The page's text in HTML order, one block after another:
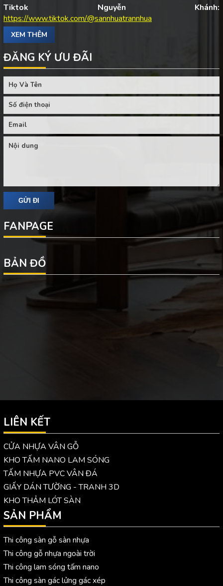
Tiktok Nguyễn Khánh:
https://www.tiktok.com/@sannhuatrannhua
XEM THÊM
ĐĂNG KÝ ƯU ĐÃI
FANPAGE
BẢN ĐỒ
LIÊN KẾT
CỬA NHỰA VÂN GỖ
KHO TẤM NANO LAM SÓNG
TẤM NHỰA PVC VÂN ĐÁ
GIẤY DÁN TƯỜNG - TRANH 3D
KHO THẢM LÓT SÀN
SẢN PHẨM
Thi công sàn gỗ sàn nhựa
Thi công gỗ nhựa ngoài trời
Thi công lam sóng tấm nano
Thi công sàn gác lửng gác xép